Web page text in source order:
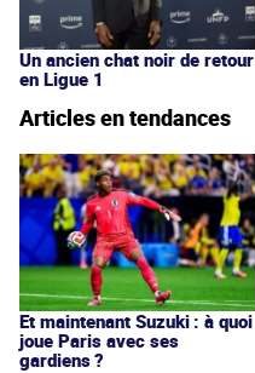
Un ancien chat noir de retour
en Ligue 1
Articles en tendances
Et maintenant Suzuki : à quoi
joue Paris avec ses
gardiens ?